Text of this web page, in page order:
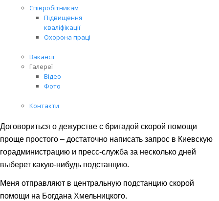
Співробітникам
Підвищення
кваліфікації
Охорона праці
Вакансії
Галереї
Відео
Фото
Контакти
Договориться о дежурстве с бригадой скорой помощи
проще простого – достаточно написать запрос в Киевскую
горадминистрацию и пресс-служба за несколько дней
выберет какую-нибудь подстанцию.
Меня отправляют в центральную подстанцию скорой
помощи на Богдана Хмельницкого.